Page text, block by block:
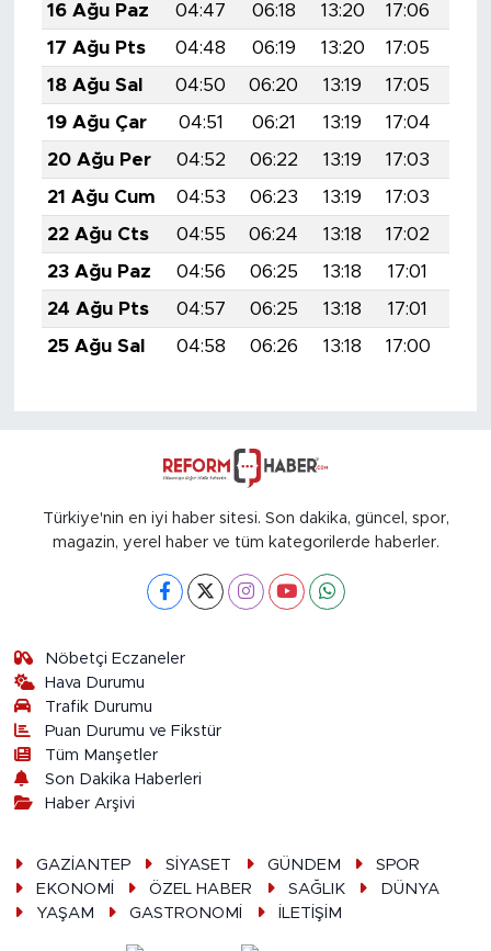
16 Ağu Paz
04:47 06:18 13:20 17:06
17 Ağu Pts
04:48 06:19 13:20 17:05
18 Ağu Sal
04:50 06:20 13:19 17:05
19 Ağu Çar
04:51 06:21 13:19 17:04
20 Ağu Per
04:52 06:22 13:19 17:03
21 Ağu Cum
04:53 06:23 13:19 17:03
22 Ağu Cts
04:55 06:24 13:18 17:02
23 Ağu Paz
04:56 06:25 13:18 17:01
24 Ağu Pts
04:57 06:25 13:18 17:01
25 Ağu Sal
04:58 06:26 13:18 17:00
Türkiye'nin en iyi haber sitesi. Son dakika, güncel, spor,
magazin, yerel haber ve tüm kategorilerde haberler.
Nöbetçi Eczaneler
Hava Durumu
Trafik Durumu
Puan Durumu ve Fikstür
Tüm Manşetler
Son Dakika Haberleri
Haber Arşivi
GAZİANTEP SİYASET GÜNDEM
SPOR
EKONOMİ
ÖZEL HABER SAĞLIK
DÜNYA
YAŞAM
GASTRONOMİ İLETİŞİM